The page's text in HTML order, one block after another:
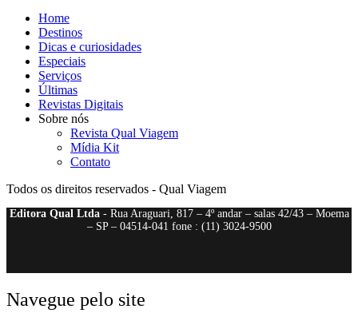
Home
Destinos
Dicas e curiosidades
Especiais
Serviços
Últimas
Revistas Digitais
Sobre nós
Revista Qual Viagem
Mídia Kit
Contato
Todos os direitos reservados - Qual Viagem
Editora Qual Ltda- Rua Araguari, 817 – 4º andar – salas 42/43 – Moema
– SP – 04514-041 fone : (11) 3024-9500
Navegue pelo site